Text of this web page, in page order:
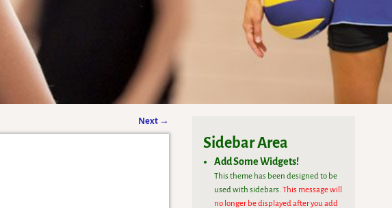
Next →
Sidebar Area
Add Some Widgets!
This theme has been designed to be
used with sidebars.This message will
no longer be displayed after you add